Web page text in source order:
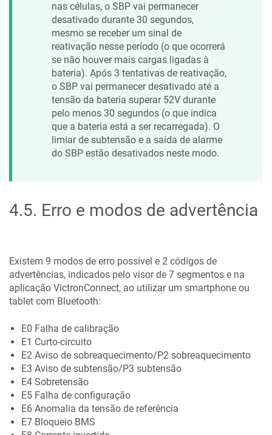
nas células, o SBP vai permanecer
desativado durante 30 segundos,
mesmo se receber um sinal de
reativação nesse período (o que ocorrerá
se não houver mais cargas ligadas à
bateria). Após 3 tentativas de reativação,
o SBP vai permanecer desativado até a
tensão da bateria superar 52V durante
pelo menos 30 segundos (o que indica
que a bateria está a ser recarregada). O
limiar de subtensão e a saída de alarme
do SBP estão desativados neste modo.
4.5. Erro e modos de advertência
Existem 9 modos de erro possível e 2 códigos de
advertências, indicados pelo visor de 7 segmentos e na
aplicação VictronConnect, ao utilizar um smartphone ou
tablet com Bluetooth:
E0 Falha de calibração
E1 Curto-circuito
E2 Aviso de sobreaquecimento/P2 sobreaquecimento
E3 Aviso de subtensão/P3 subtensão
E4 Sobretensão
E5 Falha de configuração
E6 Anomalia da tensão de referência
E7 Bloqueio BMS